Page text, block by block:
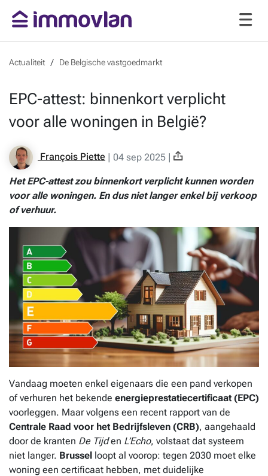
Actualiteit De Belgische vastgoedmarkt
EPC-attest: binnenkort verplicht
voor alle woningen in België?
François Piette | 04 sep 2025 |
Het EPC-attest zou binnenkort verplicht kunnen worden
voor alle woningen. En dus niet langer enkel bij verkoop
of verhuur.
Vandaag moeten enkel eigenaars die een pand verkopen
of verhuren het bekende energieprestatiecertificaat (EPC)
voorleggen. Maar volgens een recent rapport van de
Centrale Raad voor het Bedrijfsleven (CRB), aangehaald
door de kranten De Tijden L’Echo, volstaat dat systeem
niet langer. Brussel loopt al voorop: tegen 2030 moet elke
woning een certificaat hebben, met duidelijke